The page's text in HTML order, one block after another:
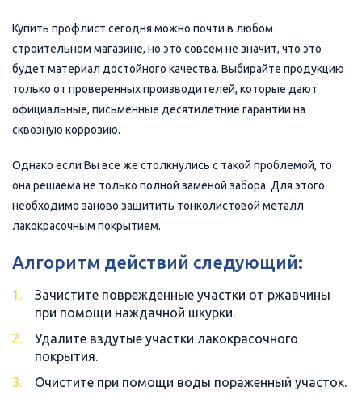
Купить профлист сегодня можно почти в любом
строительном магазине, но это совсем не значит, что это
будет материал достойного качества. Выбирайте продукцию
только от проверенных производителей, которые дают
официальные, письменные десятилетние гарантии на
сквозную коррозию.
Однако если Вы все же столкнулись с такой проблемой, то
она решаема не только полной заменой забора. Для этого
необходимо заново защитить тонколистовой металл
лакокрасочным покрытием.
Алгоритм действий следующий:
Зачистите поврежденные участки от ржавчины
при помощи наждачной шкурки.
Удалите вздутые участки лакокрасочного
покрытия.
Очистите при помощи воды пораженный участок.